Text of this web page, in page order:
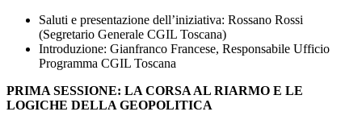
Saluti e presentazione dell’iniziativa: Rossano Rossi
(Segretario Generale CGIL Toscana)
Introduzione: Gianfranco Francese, Responsabile Ufficio
Programma CGIL Toscana
PRIMA SESSIONE: LA CORSA AL RIARMO E LE
LOGICHE DELLA GEOPOLITICA